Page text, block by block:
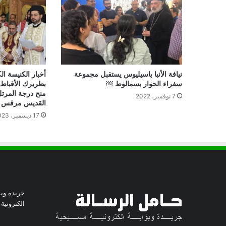
نيافة الأنبا باسيليوس يستقبل مجموعة
سفراء الحوار بسمالوط ￼
7 نوفمبر، 2022
أخبار الكنيسة
بطريرك
منح درجة
القديس مرقس
17 ديسمبر، 2023
جريدة